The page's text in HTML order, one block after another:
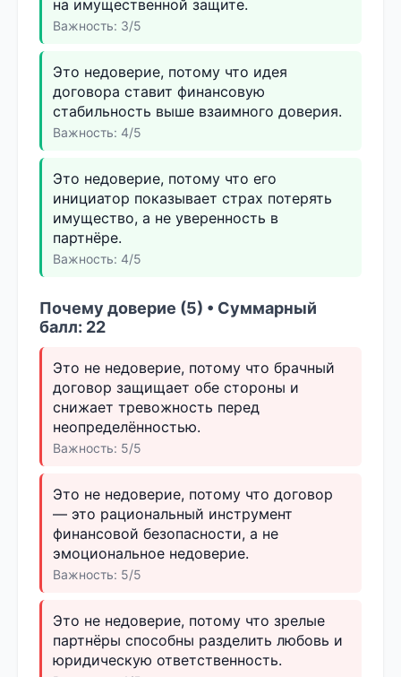
на имущественной защите.
Важность: 3/5
Это недоверие, потому что идея
договора ставит финансовую
стабильность выше взаимного доверия.
Важность: 4/5
Это недоверие, потому что его
инициатор показывает страх потерять
имущество, а не уверенность в
партнёре.
Важность: 4/5
Почему доверие (5) • Суммарный
балл: 22
Это не недоверие, потому что брачный
договор защищает обе стороны и
снижает тревожность перед
неопределённостью.
Важность: 5/5
Это не недоверие, потому что договор
— это рациональный инструмент
финансовой безопасности, а не
эмоциональное недоверие.
Важность: 5/5
Это не недоверие, потому что зрелые
партнёры способны разделить любовь и
юридическую ответственность.